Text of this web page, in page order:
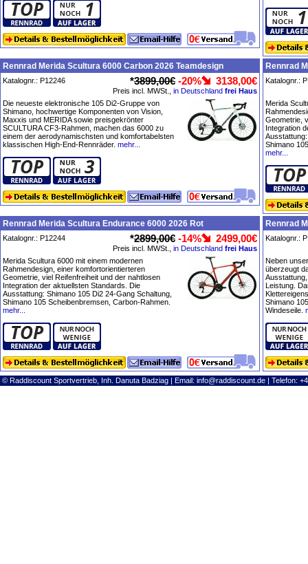
Rennrad Merida Scultura 6000 Carbon 2026 Teamdesign
Katalognr.: P12246 *3899,00€ -20% 3138,00€
Preis incl. MWSt., in Deutschland frei Haus
Die neueste elektronische 105 Di2-Gruppe von
Shimano, hochwertige Komponenten von Vision,
Maxxis und MERIDA sowie preisgekrönter
SCULTURA CF3-Rahmen, machen das 6000 zu
einem der aerodynamischsten und komfortabelsten
klassischen High-End-Rennräder. mehr...
Rennrad
Katalognr.:
Merida
Geometrie,
Integration
Shimano
mehr...
Rennrad Merida Scultura Endurance 6000 2026 Rot
Katalognr.: P12244 *2899,00€ -14% 2499,00€
Preis incl. MWSt., in Deutschland frei Haus
Merida Scultura 6000 mit einem modernen
Rahmendesign, einer komfortorientierteren
Geometrie, viel Reifenfreiheit und der nahtlosen
Integration der aktuellsten Standards. Die
Ausstattung: Shimano 105 Di2 24-Gang Schaltung,
Shimano 105 Scheibenbremsen, Carbon-Rahmen.
mehr...
Rennrad
Katalognr.:
Neben
überzeugt
Leistung.
Shimano
Windeseile.
© Raddiscount Sportvertrieb, Inh. Danuta Badziag | Email: info@raddiscount.de | Telefon: